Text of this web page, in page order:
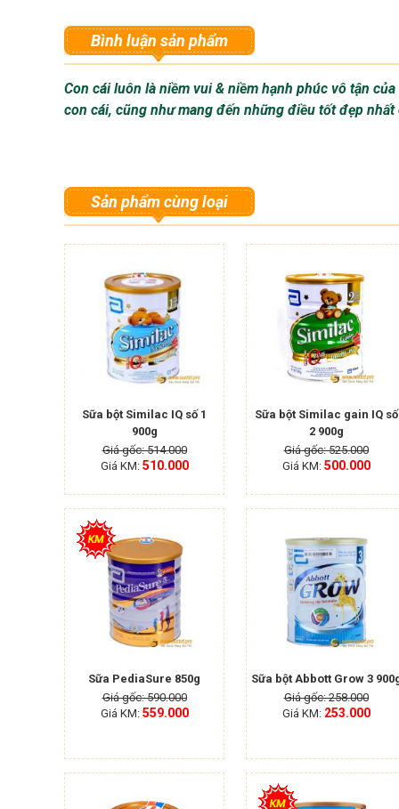
Bình luận sản phẩm
Con cái luôn là niềm vui & niềm hạnh phúc vô tận
con cái, cũng như mang đến những điều tốt đẹp
Sản phẩm cùng loại
Sữa bột Similac IQ số 1
900g
Giá gốc: 514.000
Giá KM: 510.000
Sữa bột Similac gain IQ số
2 900g
Giá gốc: 525.000
Giá KM: 500.000
Sữa PediaSure 850g
Giá gốc: 590.000
Giá KM: 559.000
Sữa bột Abbott Grow 3
Giá gốc: 258.000
Giá KM: 253.000